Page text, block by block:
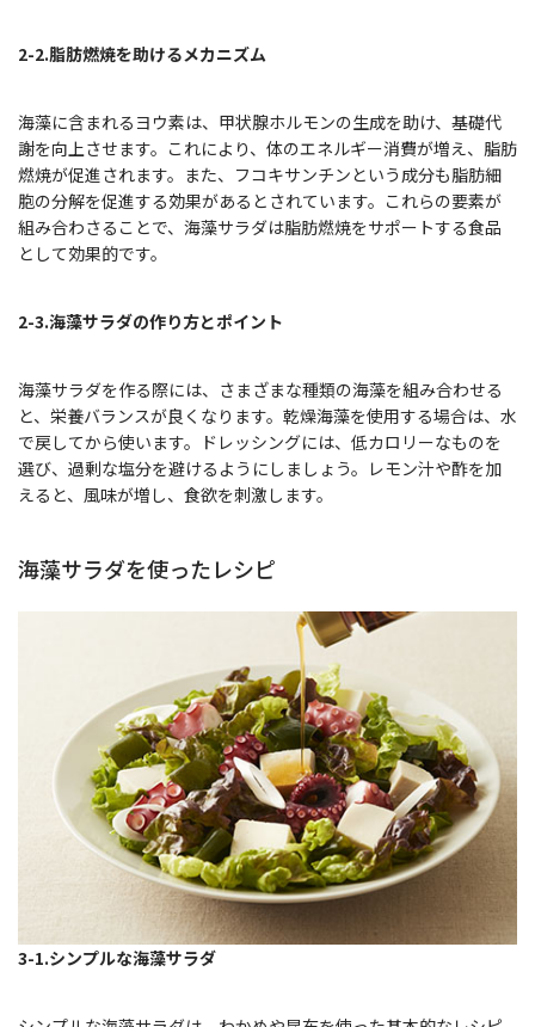
2-2.脂肪燃焼を助けるメカニズム
海藻に含まれるヨウ素は、甲状腺ホルモンの生成を助け、基礎代
謝を向上させます。これにより、体のエネルギー消費が増え、脂肪
燃焼が促進されます。また、フコキサンチンという成分も脂肪細
胞の分解を促進する効果があるとされています。これらの要素が
組み合わさることで、海藻サラダは脂肪燃焼をサポートする食品
として効果的です。
2-3.海藻サラダの作り方とポイント
海藻サラダを作る際には、さまざまな種類の海藻を組み合わせる
と、栄養バランスが良くなります。乾燥海藻を使用する場合は、水
で戻してから使います。ドレッシングには、低カロリーなものを
選び、過剰な塩分を避けるようにしましょう。レモン汁や酢を加
えると、風味が増し、食欲を刺激します。
海藻サラダを使ったレシピ
3-1.シンプルな海藻サラダ